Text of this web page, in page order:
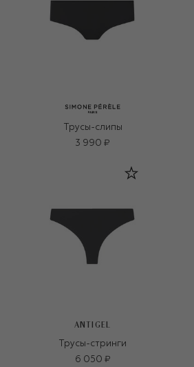
Трусы-слипы
3 990 ₽
ANTIGEL
Трусы-стринги
6 050 ₽